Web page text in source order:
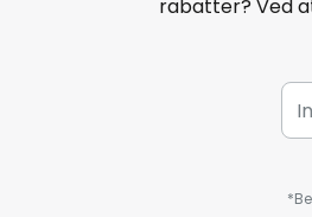
rabatter? Ved